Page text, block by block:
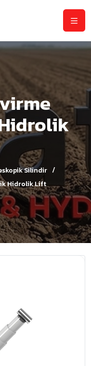
Silindir
Hidrolik Lift